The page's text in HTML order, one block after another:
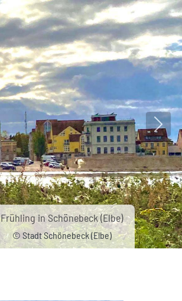
Frühling in Schönebeck (Elbe)
© Stadt Schönebeck (Elbe)